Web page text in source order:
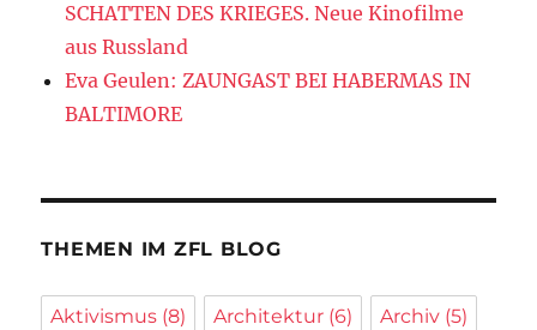
SCHATTEN DES KRIEGES. Neue Kinofilme
aus Russland
Eva Geulen: ZAUNGAST BEI HABERMAS IN
BALTIMORE
THEMEN IM ZFL BLOG
Aktivismus (8) Architektur (6) Archiv (5)